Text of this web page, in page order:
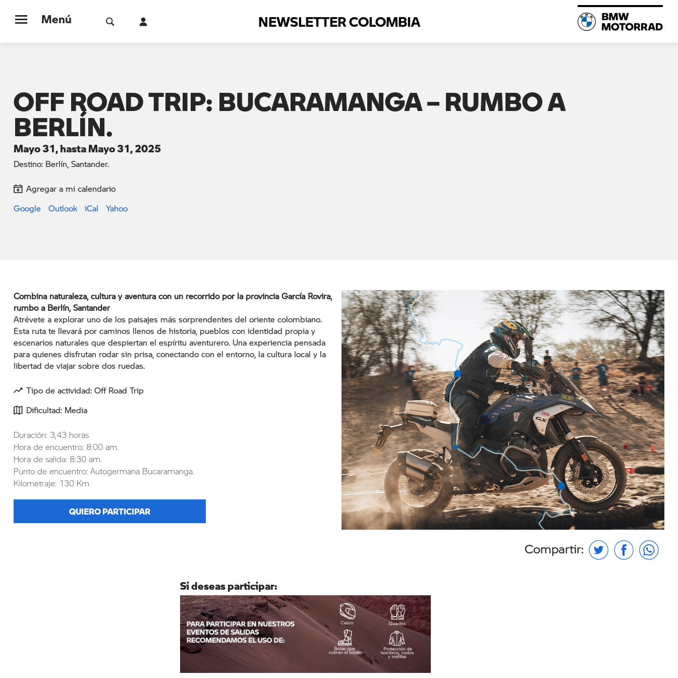
Menú NEWSLETTER COLOMBIA
OFF ROAD TRIP: BUCARAMANGA – RUMBO A
BERLÍN.
Mayo 31, hasta Mayo 31, 2025
Destino: Berlín, Santander.
Agregar a mi calendario
Google
Outlook iCal Yahoo
Combina naturaleza, cultura y aventura con un recorrido por la provincia García Rovira,
rumbo a Berlín, Santander
Atrévete a explorar uno de los paisajes más sorprendentes del oriente colombiano.
Esta ruta te llevará por caminos llenos de historia, pueblos con identidad propia y
escenarios naturales que despiertan el espíritu aventurero. Una experiencia pensada
para quienes disfrutan rodar sin prisa, conectando con el entorno, la cultura local y la
libertad de viajar sobre dos ruedas.
Tipo de actividad: Off Road Trip
Dificultad: Media
Duración: 3,43 horas
Hora de encuentro: 8:00 am.
Hora de salida: 8:30 am.
Punto de encuentro: Autogermana Bucaramanga.
Kilometraje: 130 Km
QUIERO PARTICIPAR
Compartir:
Si deseas participar: